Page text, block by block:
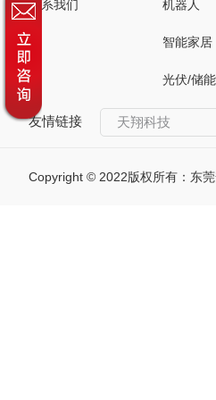
联系我们 机器人
智能家居
光伏/储能
友情链接 天翔科技
Copyright © 2022版权所有：